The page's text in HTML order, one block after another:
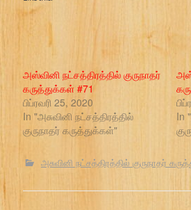
அஸ்வினி நட்சத்திரத்தில் குருநாதர்
கருத்துக்கள் #71
பிப்ரவரி 25, 2020
In "அசுவினி நட்சத்திரத்தில்
குருநாதர் கருத்துக்கள்"
In
அசுவினி நட்சத்திரத்தில் குருநாதர்